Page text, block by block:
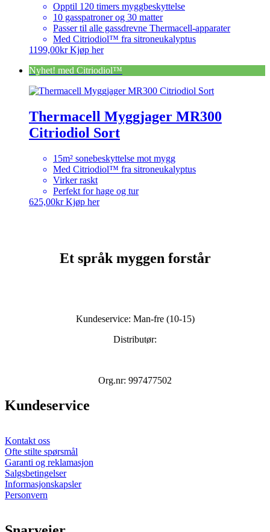
Opptil 120 timers myggbeskyttelse
10 gasspatroner og 30 matter
Passer til alle gassdrevne Thermacell-apparater
Med Citriodiol™ fra sitroneukalyptus
1199,00kr Kjøp her
Nyhet! med Citriodiol™
Thermacell Myggjager MR300
Citriodiol Sort
15m² sonebeskyttelse mot mygg
Med Citriodiol™ fra sitroneukalyptus
Virker raskt
Perfekt for hage og tur
625,00kr Kjøp her
Et språk myggen forstår
Kundeservice: Man-fre (10-15)
Distributør:
Org.nr: 997477502
Kundeservice
Kontakt oss
Ofte stilte spørsmål
Garanti og reklamasjon
Salgsbetingelser
Informasjonskapsler
Personvern